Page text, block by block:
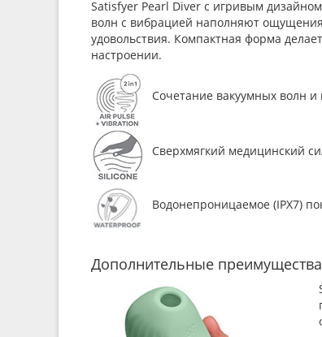
Satisfyer Pearl Diver с игривым
волн с вибрацией наполняют
удовольствия. Компактная форма
настроении.
Сочетание вакуумных волн и
Сверхмягкий медицинский
Водонепроницаемое (IPX7)
Дополнительные